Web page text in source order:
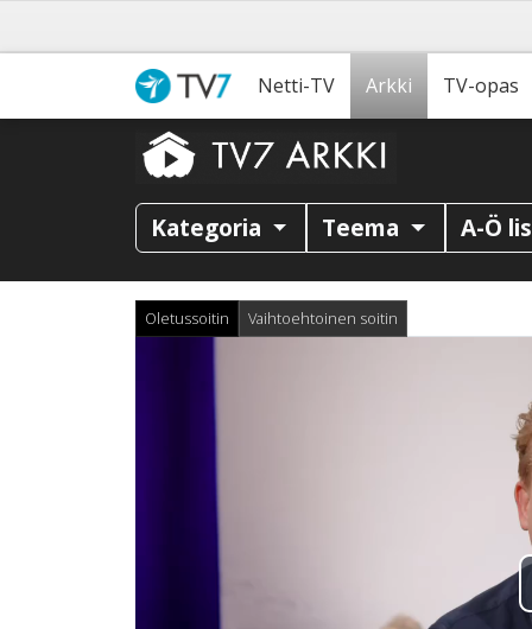
Netti-TV Arkki TV-opas
Kategoria Teema A-Ö
Oletussoitin Vaihtoehtoinen soitin